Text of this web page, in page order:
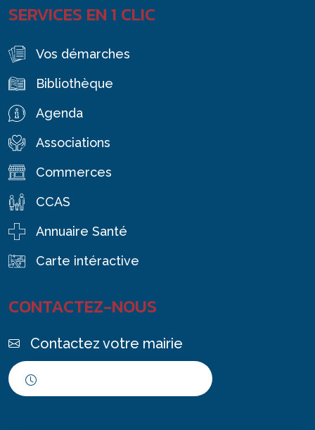
SERVICES EN 1 CLIC
Vos démarches
Bibliothèque
Agenda
Associations
Commerces
CCAS
Annuaire Santé
Carte intéractive
CONTACTEZ-NOUS
Contactez votre mairie